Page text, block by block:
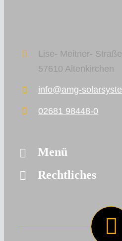
Lise- Meitner-
57610 Altenkirchen
info@amg-
02681 98448-0
Menü
Rechtliches